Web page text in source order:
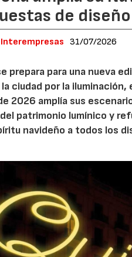
de
31/07/2026
prepara para una nueva
ciudad por la
2026 amplía sus
patrimonio lumínico y
navideño a todos los